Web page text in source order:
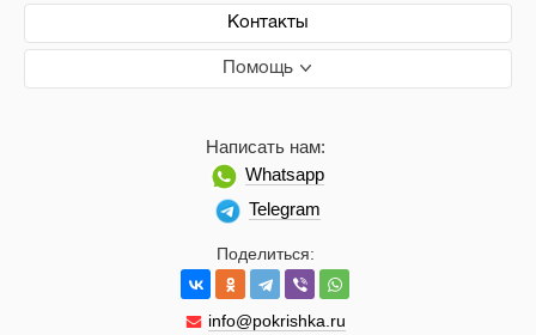
Контакты
Помощь
Поделиться:
info@pokrishka.ru
Написать нам:
Whatsapp
Telegram